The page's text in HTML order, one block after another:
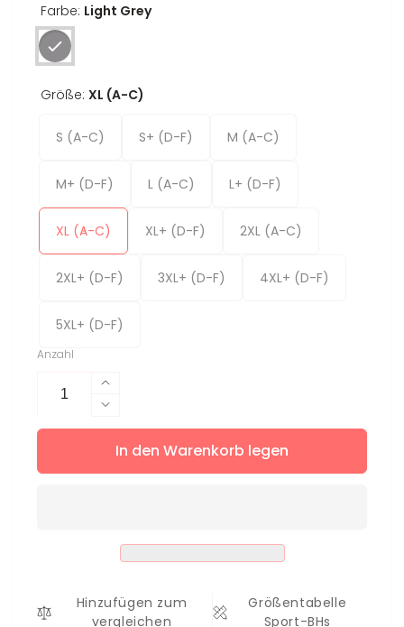
Farbe: Light Grey
Größe: XL (A-C)
S (A-C) S+ (D-F) M (A-C)
M+ (D-F) L (A-C) L+ (D-F)
XL (A-C) XL+ (D-F) 2XL (A-C)
2XL+ (D-F) 3XL+ (D-F) 4XL+ (D-F)
5XL+ (D-F)
Anzahl
Erhöhe
die
Menge
für
Verringere
die
Menge
für
In den Warenkorb legen
Hinzufügen zum
vergleichen
Größentabelle
Sport-BHs